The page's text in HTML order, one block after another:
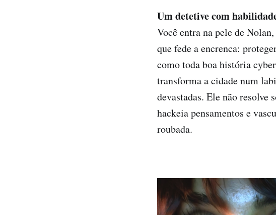
Um detetive com
Você entra na pele de
que fede a encrenca:
como toda boa história
transforma a cidade num
devastadas. Ele não resolve
hackeia pensamentos e
roubada.